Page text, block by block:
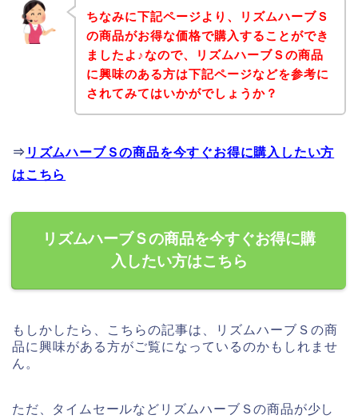
ちなみに下記ページより、リズムハーブＳ
の商品がお得な価格で購入することができ
ましたよ♪なので、リズムハーブＳの商品
に興味のある方は下記ページなどを参考に
されてみてはいかがでしょうか？
⇒ リズムハーブＳの商品を今すぐお得に購入したい方
はこちら
リズムハーブＳの商品を今すぐお得に購
入したい方はこちら
もしかしたら、こちらの記事は、リズムハーブＳの商
品に興味がある方がご覧になっているのかもしれませ
ん。
ただ、タイムセールなどリズムハーブＳの商品が少し